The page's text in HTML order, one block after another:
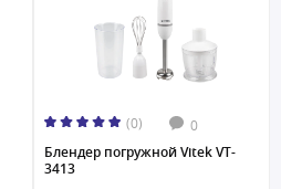
(0) 0
Блендер погружной Vitek VT-
3413